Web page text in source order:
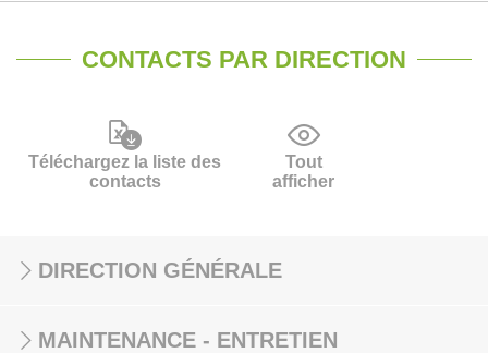
CONTACTS PAR DIRECTION
Téléchargez la liste des
contacts
Tout
afficher
DIRECTION GÉNÉRALE
MAINTENANCE - ENTRETIEN